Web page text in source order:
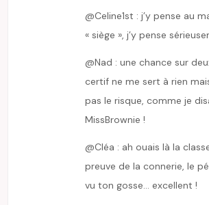
@Celine1st : j’y pense au
« siège », j’y pense
@Nad : une chance sur
certif ne me sert à rien
pas le risque, comme je
MissBrownie !
@Cléa : ah ouais là la
preuve de la connerie, le
vu ton gosse… excellent !